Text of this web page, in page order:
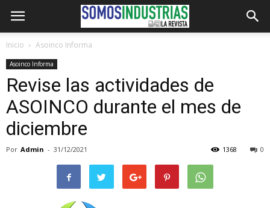
Inicio Asoinco Informa
Asoinco Informa
Revise las actividades de
ASOINCO durante el mes de
diciembre
Por Admin - 31/12/2021 0
1368